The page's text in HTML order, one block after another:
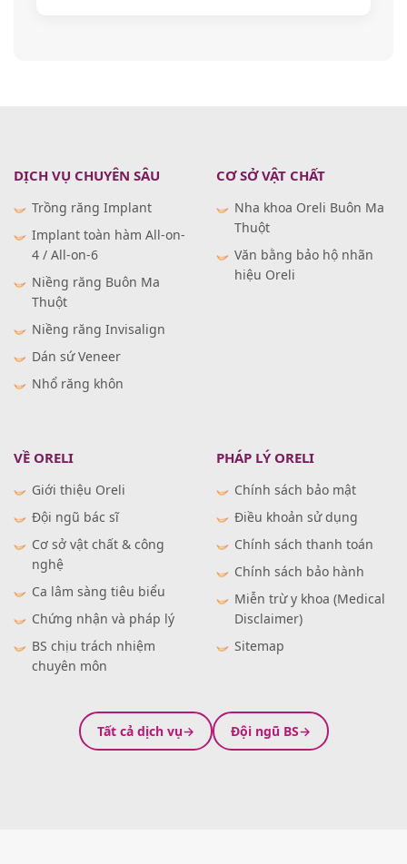
DỊCH VỤ CHUYÊN SÂU
Trồng răng Implant
Implant toàn hàm All-on-
4 / All-on-6
Niềng răng Buôn Ma
Thuột
Niềng răng Invisalign
Dán sứ Veneer
Nhổ răng khôn
CƠ SỞ VẬT CHẤT
Nha khoa Oreli Buôn Ma
Thuột
Văn bằng bảo hộ nhãn
hiệu Oreli
VỀ ORELI
Giới thiệu Oreli
Đội ngũ bác sĩ
Cơ sở vật chất & công
nghệ
Ca lâm sàng tiêu biểu
Chứng nhận và pháp lý
BS chịu trách nhiệm
chuyên môn
PHÁP LÝ ORELI
Chính sách bảo mật
Điều khoản sử dụng
Chính sách thanh toán
Chính sách bảo hành
Miễn trừ y khoa (Medical
Disclaimer)
Sitemap
Tất cả dịch vụ Đội ngũ BS